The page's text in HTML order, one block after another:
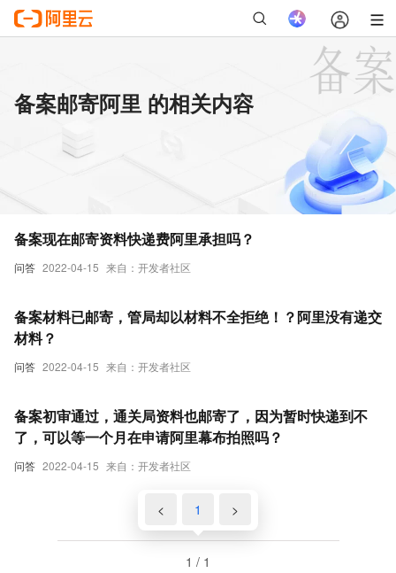
备案邮寄阿里 的相关内容
问答 2022-04-15 来自：开发者社区
备案现在邮寄资料快递费阿里承担吗？
问答 2022-04-15 来自：开发者社区
备案材料已邮寄，管局却以材料不全拒绝！？阿里没有递交
材料？
问答 2022-04-15 来自：开发者社区
备案初审通过，通关局资料也邮寄了，因为暂时快递到不
了，可以等一个月在申请阿里幕布拍照吗？
< 1 >
1 / 1